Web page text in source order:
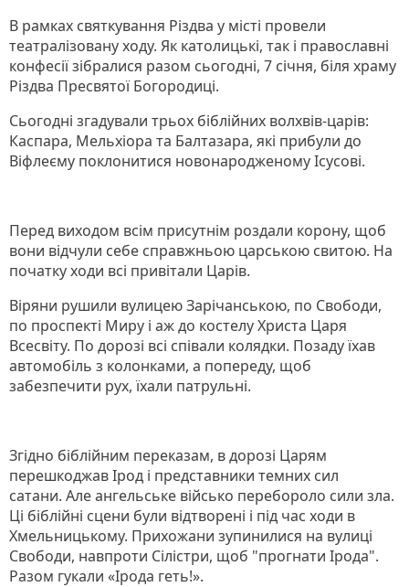
В рамках святкування Різдва у місті провели
театралізовану ходу. Як католицькі, так і православні
конфесії зібралися разом сьогодні, 7 січня, біля храму
Різдва Пресвятої Богородиці.
Сьогодні згадували трьох біблійних волхвів-царів:
Каспара, Мельхіора та Балтазара, які прибули до
Віфлеєму поклонитися новонародженому Ісусові.
Перед виходом всім присутнім роздали корону, щоб
вони відчули себе справжньою царською свитою. На
початку ходи всі привітали Царів.
Віряни рушили вулицею Зарічанською, по Свободи,
по проспекті Миру і аж до костелу Христа Царя
Всесвіту. По дорозі всі співали колядки. Позаду їхав
автомобіль з колонками, а попереду, щоб
забезпечити рух, їхали патрульні.
Згідно біблійним переказам, в дорозі Царям
перешкоджав Ірод і представники темних сил
сатани. Але ангельське військо перебороло сили зла.
Ці біблійні сцени були відтворені і під час ходи в
Хмельницькому. Прихожани зупинилися на вулиці
Свободи, навпроти Сілістри, щоб "прогнати Ірода".
Разом гукали «Ірода геть!».